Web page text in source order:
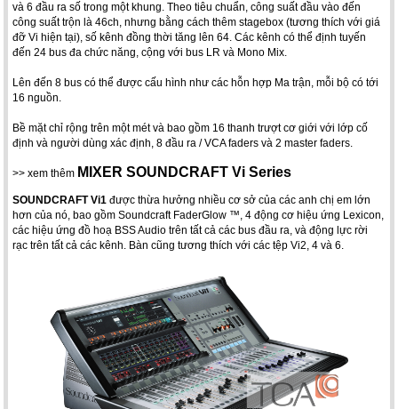
và 6 đầu ra số trong một khung. Theo tiêu chuẩn, công suất đầu vào đến
công suất trộn là 46ch, nhưng bằng cách thêm stagebox (tương thích với giá
đỡ Vi hiện tại), số kênh đồng thời tăng lên 64. Các kênh có thể định tuyến
đến 24 bus đa chức năng, cộng với bus LR và Mono Mix.
Lên đến 8 bus có thể được cấu hình như các hỗn hợp Ma trận, mỗi bộ có tới
16 nguồn.
Bề mặt chỉ rộng trên một mét và bao gồm 16 thanh trượt cơ giới với lớp cố
định và người dùng xác định, 8 đầu ra / VCA faders và 2 master faders.
>> xem thêm MIXER SOUNDCRAFT Vi Series
SOUNDCRAFT Vi1 được thừa hưởng nhiều cơ sở của các anh chị em lớn
hơn của nó, bao gồm Soundcraft FaderGlow ™, 4 động cơ hiệu ứng Lexicon,
các hiệu ứng đồ hoạ BSS Audio trên tất cả các bus đầu ra, và động lực rời
rạc trên tất cả các kênh. Bàn cũng tương thích với các tệp Vi2, 4 và 6.